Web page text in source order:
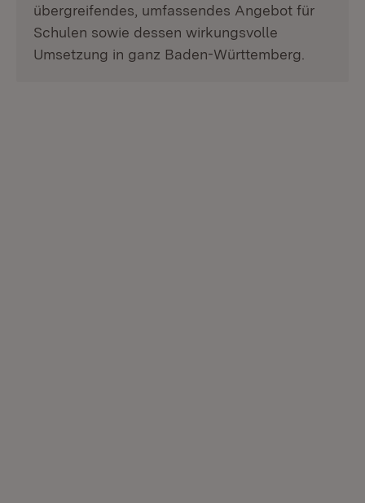
übergreifendes, umfassendes Angebot für
Schulen sowie dessen wirkungsvolle
Umsetzung in ganz Baden-Württemberg.